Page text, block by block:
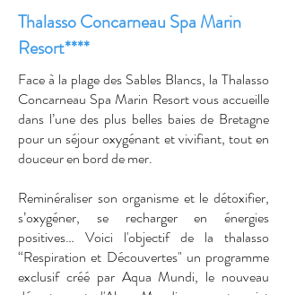
Thalasso Concarneau Spa Marin
Resort****
Face à la plage des Sables Blancs, la Thalasso
Concarneau Spa Marin Resort vous accueille
dans l’une des plus belles baies de Bretagne
pour un séjour oxygénant et vivifiant, tout en
douceur en bord de mer.
Reminéraliser son organisme et le détoxifier,
s’oxygéner, se recharger en énergies
positives… Voici l'objectif de la thalasso
“Respiration et Découvertes" un programme
exclusif créé par Aqua Mundi, le nouveau